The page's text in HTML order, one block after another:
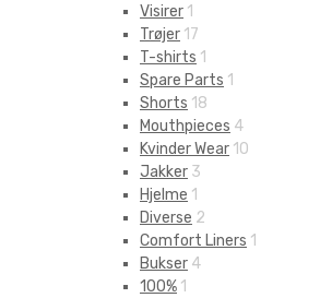
Visirer 1
Trøjer 17
T-shirts 1
Spare Parts 1
Shorts 18
Mouthpieces 4
Kvinder Wear 10
Jakker 3
Hjelme 1
Diverse 2
Comfort Liners 1
Bukser 4
100% 1